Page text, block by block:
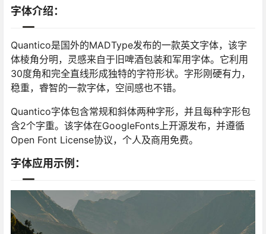
字体介绍：
Quantico是国外的MADType发布的一款英文字体，该字
体棱角分明，灵感来自于旧啤酒包装和军用字体。它利用
30度角和完全直线形成独特的字符形状。字形刚硬有力，
稳重，睿智的一款字体，空间感也不错。
Quantico字体包含常规和斜体两种字形，并且每种字形包
含2个字重。该字体在GoogleFonts上开源发布，并遵循
Open Font License协议，个人及商用免费。
字体应用示例：